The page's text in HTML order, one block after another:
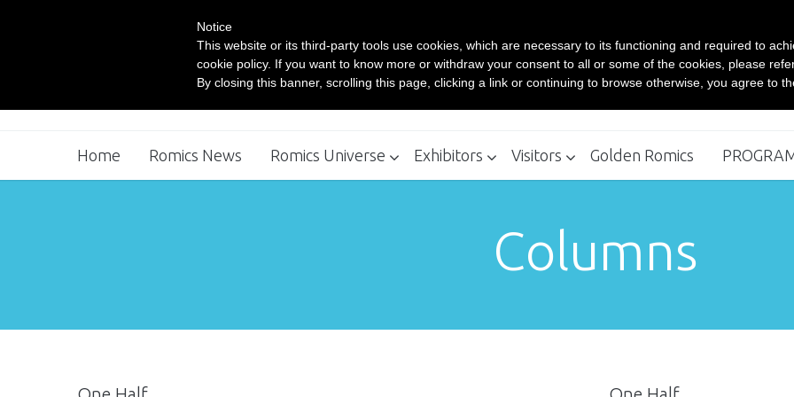
BUY YOUR TICKET ONLINE
Contacts
Home Romics News Romics Universe Exhibitors Visitors Golden Romics
Columns
Notice
This website or its third-party tools use cookies, which are necessary to its functioning and required to
cookie policy. If you want to know more or withdraw your consent to all or some of the cookies, please
By closing this banner, scrolling this page, clicking a link or continuing to browse otherwise, you agree to